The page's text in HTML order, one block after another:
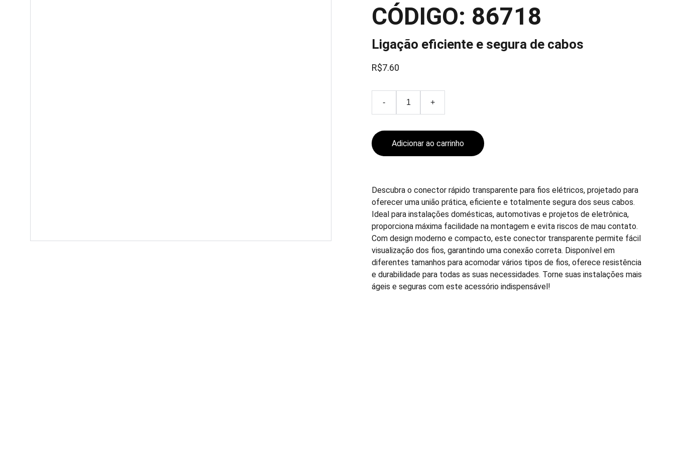
CÓDIGO: 86718
Ligação eficiente e segura de cabos
R$7.60
- +
Adicionar ao carrinho
Descubra o conector rápido transparente para fios elétricos, projetado para
oferecer uma união prática, eficiente e totalmente segura dos seus cabos.
Ideal para instalações domésticas, automotivas e projetos de eletrônica,
proporciona máxima facilidade na montagem e evita riscos de mau contato.
Com design moderno e compacto, este conector transparente permite fácil
visualização dos fios, garantindo uma conexão correta. Disponível em
diferentes tamanhos para acomodar vários tipos de fios, oferece resistência
e durabilidade para todas as suas necessidades. Torne suas instalações mais
ágeis e seguras com este acessório indispensável!